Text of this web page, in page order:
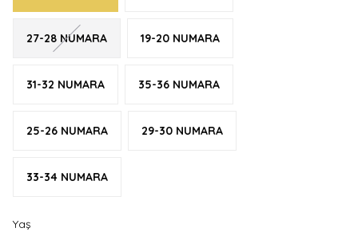
27-28 NUMARA 19-20 NUMARA
31-32 NUMARA 35-36 NUMARA
25-26 NUMARA 29-30 NUMARA
33-34 NUMARA
Yaş